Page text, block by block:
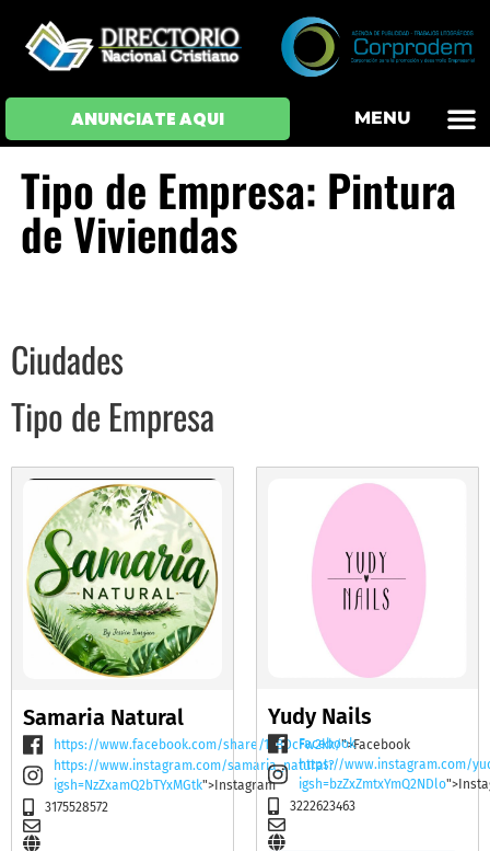
ANUNCIATE AQUI MENU
Tipo de Empresa: Pintura
de Viviendas
Ciudades
Tipo de Empresa
Samaria Natural
https://www.facebook.com/share/19BDcFw2kk/">Facebook
https://www.instagram.com/samaria_natural?
igsh=NzZxamQ2bTYxMGtk">Instagram
3175528572
Yudy Nails
Facebook
https://www.instagram.com/
igsh=bzZxZmtxYmQ2NDlo
3222623463